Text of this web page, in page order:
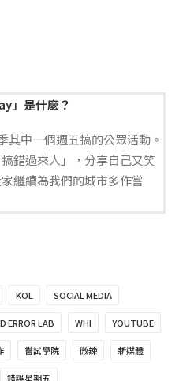
」是什麼？
中一個週五搞的公眾活動。
錯過來人」，分享自己又笑
繼續為我們的城市多作嘗
KOL SOCIAL MEDIA
ERROR LAB WHI YOUTUBE
嘗試學院 微辣 新媒體
錯誤星期五